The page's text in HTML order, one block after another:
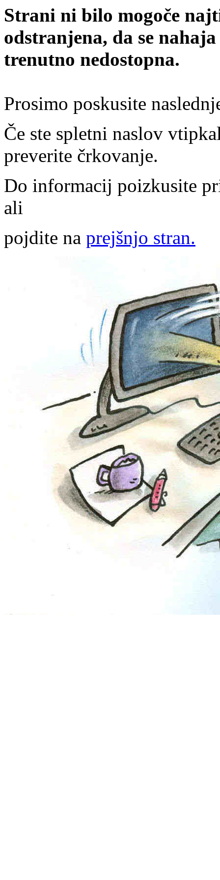
Strani ni bilo mogoče
odstranjena, da se
trenutno nedostopna.
Prosimo poskusite
Če ste spletni naslov
preverite črkovanje.
Do informacij poizkusite
ali
pojdite na prejšnjo stran.